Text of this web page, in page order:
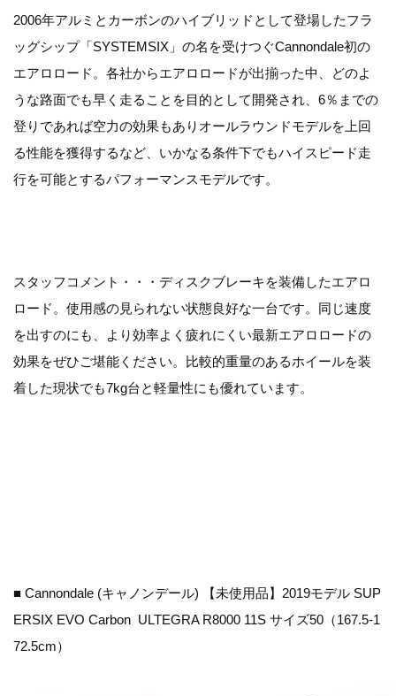
2006年アルミとカーボンのハイブリッドとして登場したフラ
ッグシップ「SYSTEMSIX」の名を受けつぐCannondale初の
エアロロード。各社からエアロロードが出揃った中、どのよ
うな路面でも早く走ることを目的として開発され、6％までの
登りであれば空力の効果もありオールラウンドモデルを上回
る性能を獲得するなど、いかなる条件下でもハイスピード走
行を可能とするパフォーマンスモデルです。
スタッフコメント・・・ディスクブレーキを装備したエアロ
ロード。使用感の見られない状態良好な一台です。同じ速度
を出すのにも、より効率よく疲れにくい最新エアロロードの
効果をぜひご堪能ください。比較的重量のあるホイールを装
着した現状でも7kg台と軽量性にも優れています。
■ Cannondale (キャノンデール) 【未使用品】2019モデル SUP
ERSIX EVO Carbon ULTEGRA R8000 11S サイズ50（167.5-1
72.5cm）